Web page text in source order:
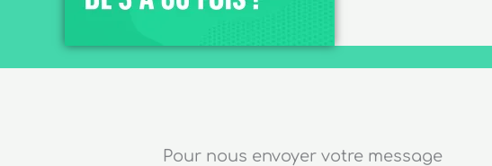
Pour nous envoyer votre message